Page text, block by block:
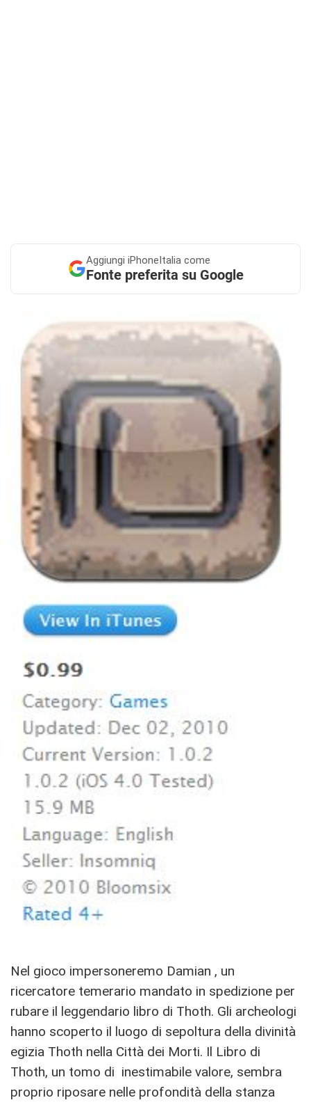
Aggiungi iPhoneItalia come
Fonte preferita su Google
Nel gioco impersoneremo Damian , un
ricercatore temerario mandato in spedizione per
rubare il leggendario libro di Thoth. Gli archeologi
hanno scoperto il luogo di sepoltura della divinità
egizia Thoth nella Città dei Morti. Il Libro di
Thoth, un tomo di inestimabile valore, sembra
proprio riposare nelle profondità della stanza